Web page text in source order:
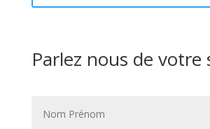
Parlez nous de